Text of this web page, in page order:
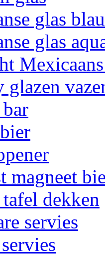
glas
glas
glazen
magneet
dekken
servies